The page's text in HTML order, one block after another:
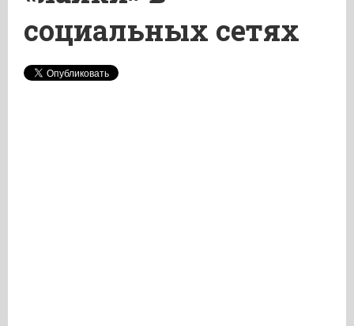
социальных сетях